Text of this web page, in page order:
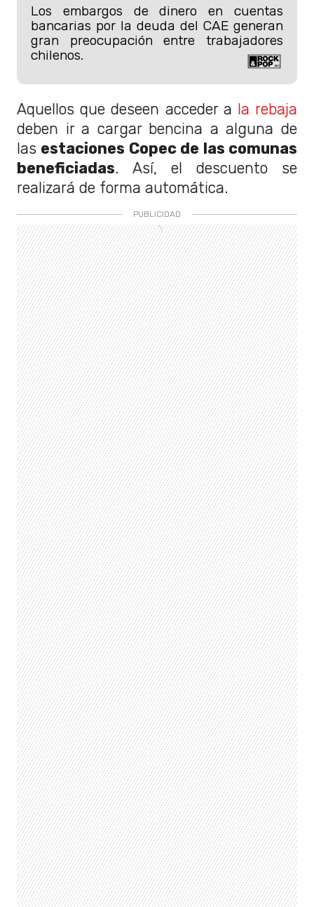
Los embargos de dinero en cuentas
bancarias por la deuda del CAE generan
gran preocupación entre trabajadores
chilenos.
Aquellos que deseen acceder a la rebaja
deben ir a cargar bencina a alguna de
las estaciones Copec de las comunas
beneficiadas. Así, el descuento se
realizará de forma automática.